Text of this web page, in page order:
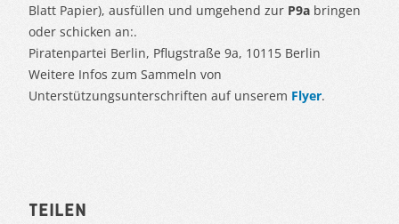
Blatt Papier), ausfüllen und umgehend zur P9a bringen
oder schicken an:.
Piratenpartei Berlin, Pflugstraße 9a, 10115 Berlin
Weitere Infos zum Sammeln von
Unterstützungsunterschriften auf unserem Flyer.
Teilen